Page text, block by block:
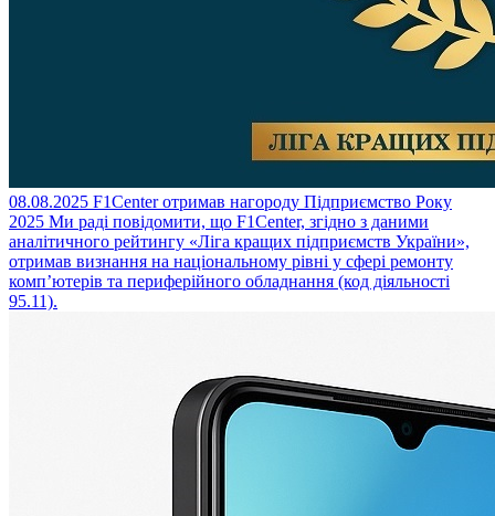
08.08.2025 F1Center отримав нагороду Підприємство Року
2025 Ми раді повідомити, що F1Center, згідно з даними
аналітичного рейтингу «Ліга кращих підприємств України»,
отримав визнання на національному рівні у сфері ремонту
комп’ютерів та периферійного обладнання (код діяльності
95.11).